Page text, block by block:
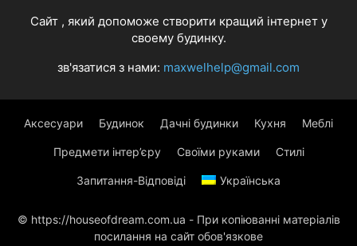
Cайт , який допоможе створити кращий інтернет у
своему будинку.
зв'язатися з нами: maxwelhelp@gmail.com
Аксесуари Будинок Дачні будинки Кухня Меблі
Предмети інтер’єру Своїми руками Стилі
Запитання-Відповіді Українська
© https://houseofdream.com.ua - При копіюванні матеріалів
посилання на сайт обов'язкове